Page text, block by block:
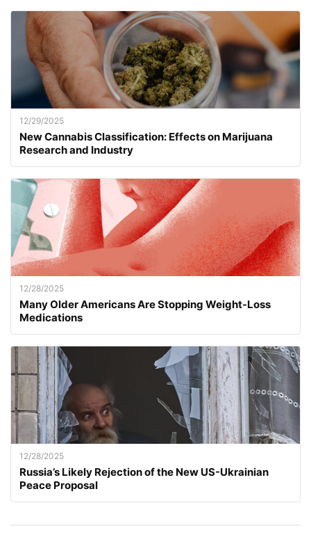
12/29/2025
New Cannabis Classification: Effects on Marijuana
Research and Industry
12/28/2025
Many Older Americans Are Stopping Weight-Loss
Medications
12/28/2025
Russia’s Likely Rejection of the New US-Ukrainian
Peace Proposal